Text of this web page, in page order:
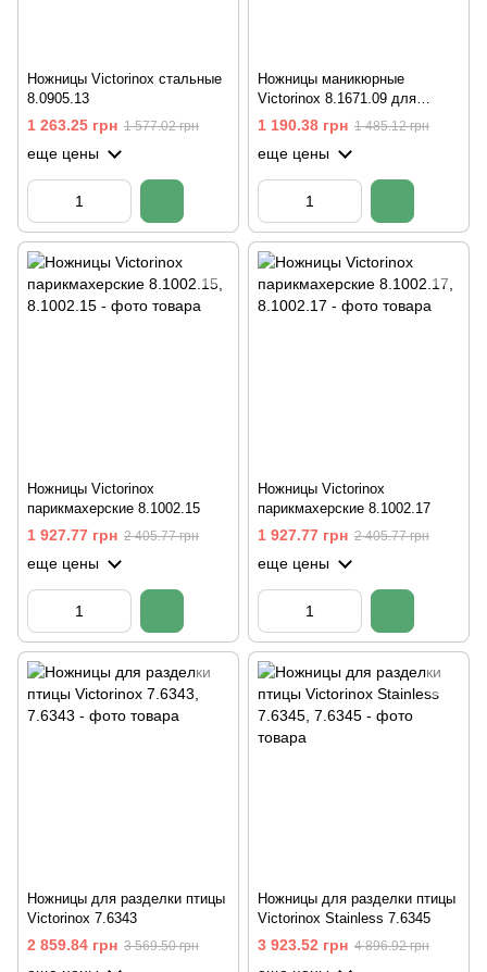
Ножницы Victorinox стальные
8.0905.13
1 263.25 грн 1 577.02 грн
еще цены
Ножницы маникюрные
Victorinox 8.1671.09 для
кутикулы
1 190.38 грн 1 485.12 грн
еще цены
Ножницы Victorinox
парикмахерские 8.1002.15
1 927.77 грн 2 405.77 грн
еще цены
Ножницы Victorinox
парикмахерские 8.1002.17
1 927.77 грн 2 405.77 грн
еще цены
Ножницы для разделки птицы
Victorinox 7.6343
2 859.84 грн 3 569.50 грн
Ножницы для разделки птицы
Victorinox Stainless 7.6345
3 923.52 грн 4 896.92 грн